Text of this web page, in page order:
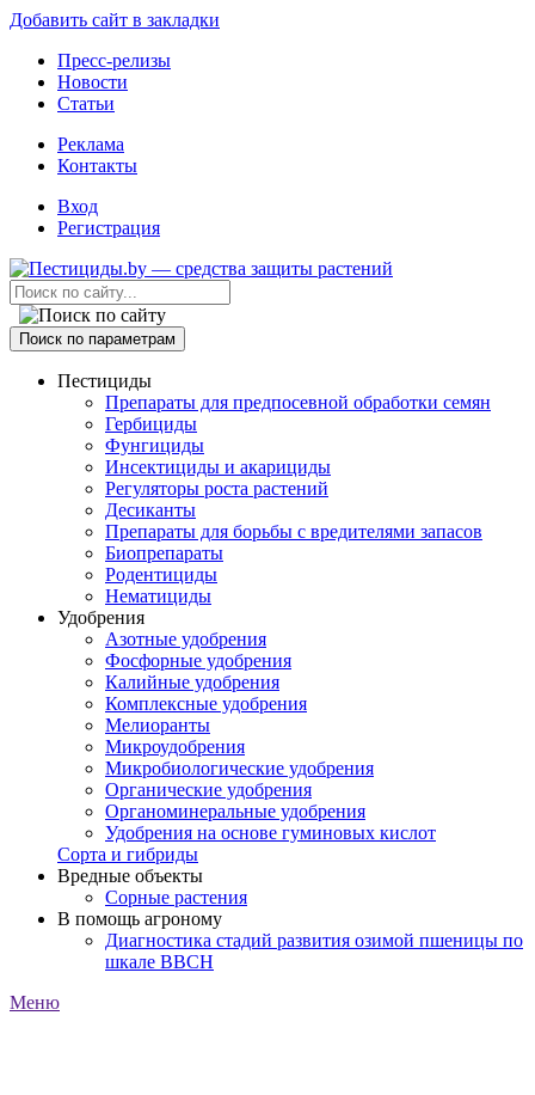
Добавить сайт в закладки
Пресс-релизы
Новости
Статьи
Реклама
Контакты
Вход
Регистрация
Поиск по параметрам
Пестициды
Препараты для предпосевной обработки семян
Гербициды
Фунгициды
Инсектициды и акарициды
Регуляторы роста растений
Десиканты
Препараты для борьбы с вредителями запасов
Биопрепараты
Родентициды
Нематициды
Удобрения
Азотные удобрения
Фосфорные удобрения
Калийные удобрения
Комплексные удобрения
Мелиоранты
Микроудобрения
Микробиологические удобрения
Органические удобрения
Органоминеральные удобрения
Удобрения на основе гуминовых кислот
Сорта и гибриды
Вредные объекты
Сорные растения
В помощь агроному
Диагностика стадий развития озимой пшеницы по
шкале ВВСН
Меню